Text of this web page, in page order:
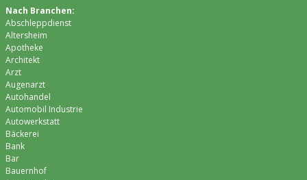
Nach Branchen:
Abschleppdienst
Altersheim
Apotheke
Architekt
Arzt
Augenarzt
Autohandel
Automobil Industrie
Autowerkstatt
Bäckerei
Bank
Bar
Bauernhof